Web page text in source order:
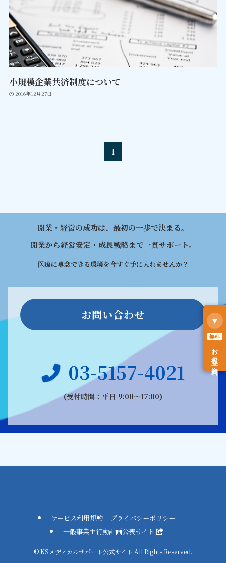
小規模企業共済制度について
2016年12月27日
1
開業・経営の成功は、最初の一歩で決まる。
開業から経営安定・成長戦略まで一貫サポート。
医療に専念できる環境を今すぐ手に入れませんか？
お問い合わせ
03-5157-4021
(受付時間：平日 9:00〜17:00)
サービス利用規約
プライバシーポリシー
一般事業主行動計画公表サイト
©KSメディカルサポート公式サイト All Rights Reserved.
▼
無料
お役立ち資料